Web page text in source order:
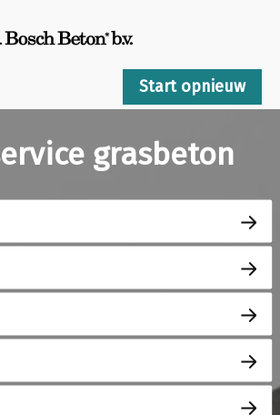
Start opnieuw
grasbeton